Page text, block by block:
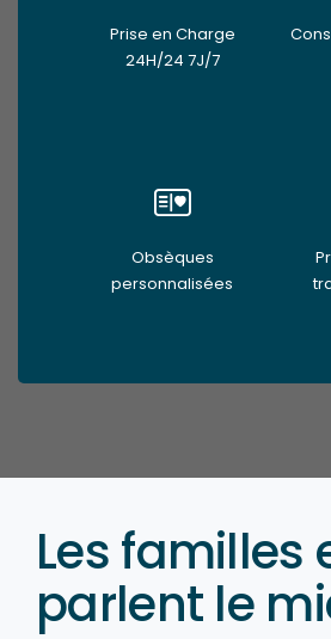
Prise en Charge
24H/24 7J/7
Obsèques
personnalisées
Les familles
parlent le